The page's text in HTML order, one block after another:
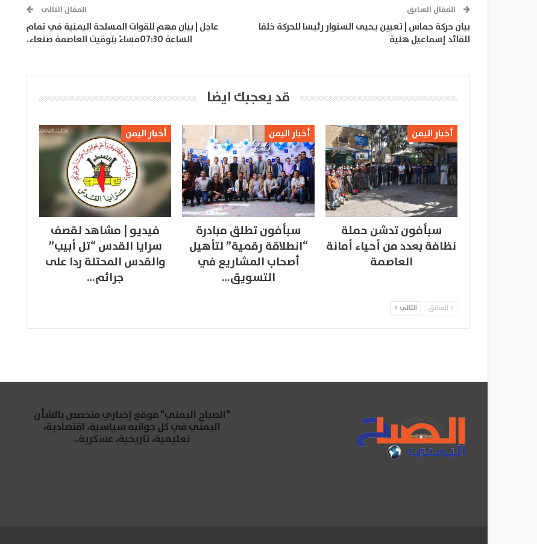
المقال السابق
بيان حركة حماس | تعيين يحيى السنوار رئيسا للحركة خلفا
للقائد إسماعيل هنية
المقال التالي
عاجل | بيان مهم للقوات المسلحة اليمنية في تمام
الساعة 07:30مساءً بتوقيت العاصمة صنعاء.
قد يعجبك ايضا
أخبار اليمن
سبأفون تدشن حملة
نظافة بعدد من أحياء أمانة
العاصمة
أخبار اليمن
سبأفون تطلق مبادرة
“انطلاقة رقمية” لتأهيل
أصحاب المشاريع في
التسويق…
أخبار اليمن
فيديو | مشاهد لقصف
سرايا القدس “تل أبيب”
والقدس المحتلة ردا على
جرائم…
السابق التالي
"الصباح اليمني" موقع إخباري متخصص بالشأن
اليمني في كل جوانبه سياسية، اقتصادية،
تعليمية، تاريخية، عسكرية..